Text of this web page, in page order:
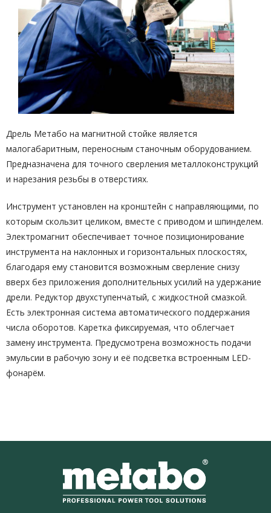
Дрель Метабо на магнитной стойке является
малогабаритным, переносным станочным оборудованием.
Предназначена для точного сверления металлоконструкций
и нарезания резьбы в отверстиях.
Инструмент установлен на кронштейн с направляющими, по
которым скользит целиком, вместе с приводом и шпинделем.
Электромагнит обеспечивает точное позиционирование
инструмента на наклонных и горизонтальных плоскостях,
благодаря ему становится возможным сверление снизу
вверх без приложения дополнительных усилий на удержание
дрели. Редуктор двухступенчатый, с жидкостной смазкой.
Есть электронная система автоматического поддержания
числа оборотов. Каретка фиксируемая, что облегчает
замену инструмента. Предусмотрена возможность подачи
эмульсии в рабочую зону и её подсветка встроенным LED-
фонарём.